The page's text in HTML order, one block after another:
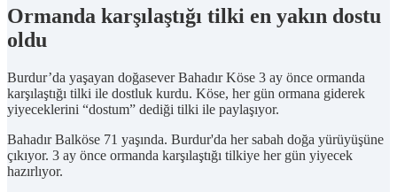
Ormanda karşılaştığı tilki en yakın dostu
oldu
Burdur’da yaşayan doğasever Bahadır Köse 3 ay önce ormanda
karşılaştığı tilki ile dostluk kurdu. Köse, her gün ormana giderek
yiyeceklerini “dostum” dediği tilki ile paylaşıyor.
Bahadır Balköse 71 yaşında. Burdur'da her sabah doğa yürüyüşüne
çıkıyor. 3 ay önce ormanda karşılaştığı tilkiye her gün yiyecek
hazırlıyor.